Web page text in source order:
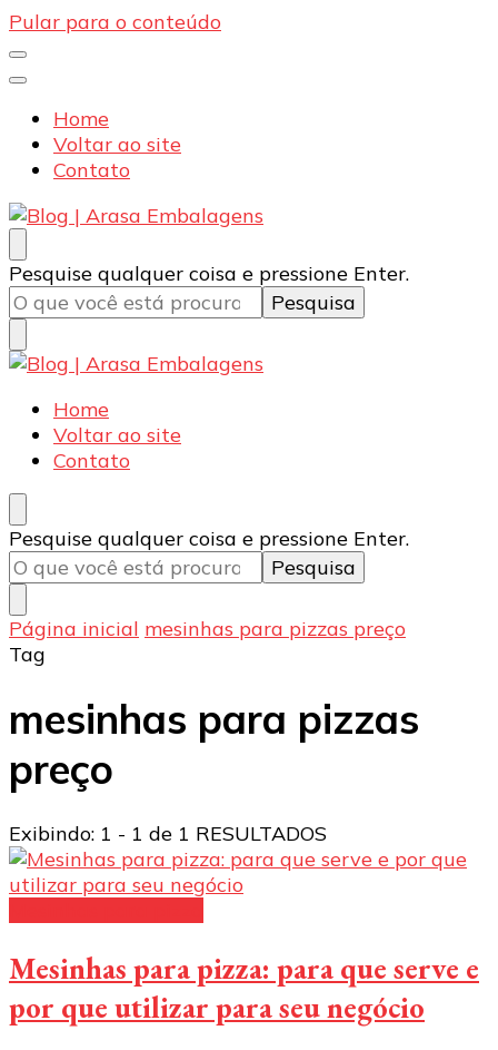
Pular para o conteúdo
Home
Voltar ao site
Contato
Blog | Arasa Embalagens
Confira conteúdos sobre embalagens para pizzas,
doces e salgados. Tudo para seu comércio com a
qualidade Arasa. Leia nossos conteúdos!
Procurando
algo?
Pesquise qualquer coisa e pressione Enter.
Blog | Arasa Embalagens
Confira conteúdos sobre embalagens para pizzas,
doces e salgados. Tudo para seu comércio com a
qualidade Arasa. Leia nossos conteúdos!
Home
Voltar ao site
Contato
Procurando
algo?
Pesquise qualquer coisa e pressione Enter.
Página inicial mesinhas para pizzas preço
Tag
mesinhas para pizzas
preço
Exibindo: 1 - 1 de 1 RESULTADOS
Mesinhas para pizza: para que serve e
por que utilizar para seu negócio